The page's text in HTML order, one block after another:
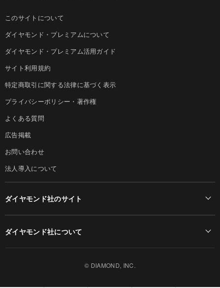
このサイトについて
ダイヤモンド・プレミアムについて
ダイヤモンド・プレミアム活用ガイド
サイト利用規約
特定商取引に関する法律に基づく表示
プライバシーポリシー・著作権
よくある質問
広告掲載
お問い合わせ
法人導入について
ダイヤモンド社のサイト
ダイヤモンド社について
© DIAMOND, INC.